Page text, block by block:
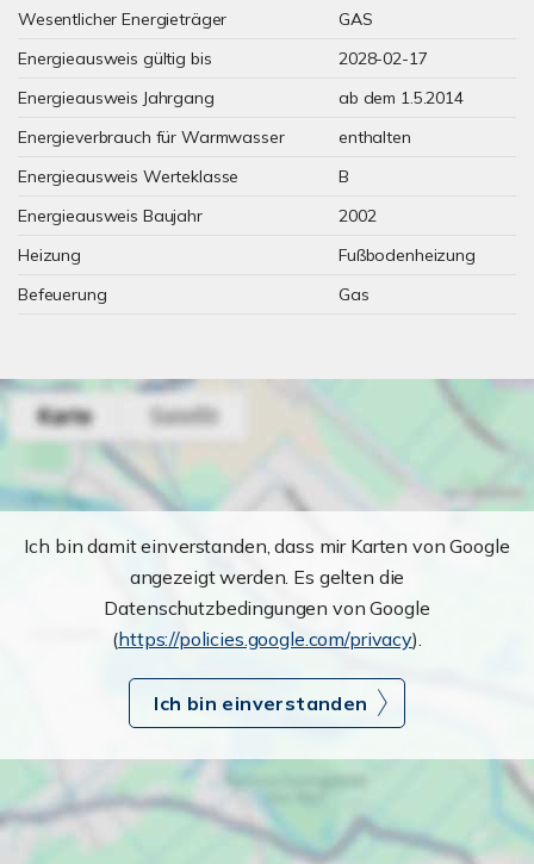
Wesentlicher Energieträger
GAS
Energieausweis gültig bis
2028-02-17
Energieausweis Jahrgang
ab dem 1.5.2014
Energieverbrauch für Warmwasser
enthalten
Energieausweis Werteklasse
B
Energieausweis Baujahr
2002
Heizung
Fußbodenheizung
Befeuerung
Gas
Ich bin damit einverstanden, dass mir Karten von Google
angezeigt werden. Es gelten die
Datenschutzbedingungen von Google
(https://policies.google.com/privacy).
Ich bin einverstanden